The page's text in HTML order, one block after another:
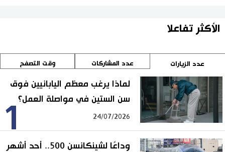
الأكثر تفاعلا
عدد الزيارات عدد المشاركات وقت التصفح
1
لماذا يرغب معظم اليابانيين فوق
سن الستين في مواصلة العمل؟
24/07/2026
وداعًا لشينكانسن 500.. أحد أشهر